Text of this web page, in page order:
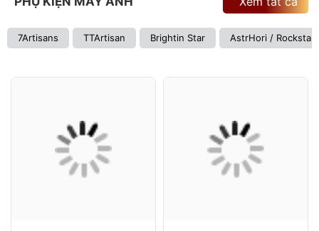
7Artisans TTArtisan Brightin Star AstrHori / Rockstar